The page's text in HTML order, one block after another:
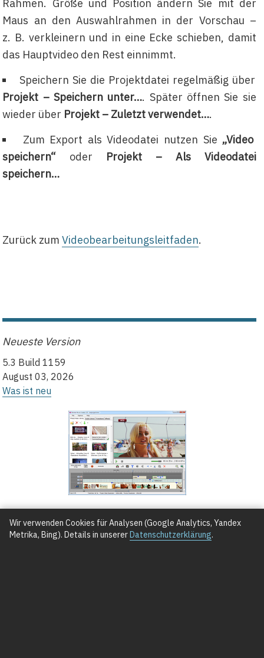
Rahmen. Größe und Position ändern Sie mit der
Maus an den Auswahlrahmen in der Vorschau –
z. B. verkleinern und in eine Ecke schieben, damit
das Hauptvideo den Rest einnimmt.
Speichern Sie die Projektdatei regelmäßig über
Projekt – Speichern unter…. Später öffnen Sie sie
wieder über Projekt – Zuletzt verwendet….
Zum Export als Videodatei nutzen Sie „Video
speichern“oder
Projekt – Als Videodatei
speichern…
Zurück zumVideobearbeitungsleitfaden.
Neueste Version
5.3 Build 1159
August 03, 2026
Was ist neu
GRATIS DOWNLOAD
(Installationsdatei für Windows 11/10/8/7)
Wir verwenden Cookies für Analysen (Google Analytics, Yandex
Metrika, Bing). Details in unsererDatenschutzerklärung.